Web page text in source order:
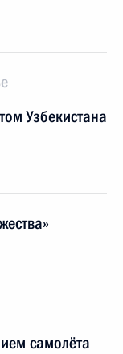
Узбекистана
самолёта